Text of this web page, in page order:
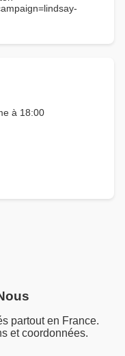
à 18:00
partout en France.
et coordonnées.